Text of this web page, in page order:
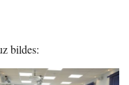
bildes: